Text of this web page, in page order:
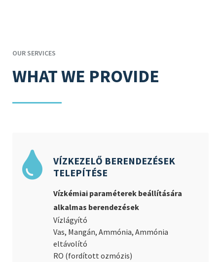
OUR SERVICES
WHAT WE PROVIDE
VÍZKEZELŐ BERENDEZÉSEK
TELEPÍTÉSE
Vízkémiai paraméterek beállítására
alkalmas berendezések
Vízlágyító
Vas, Mangán, Ammónia, Ammónia
eltávolító
RO (fordított ozmózis)